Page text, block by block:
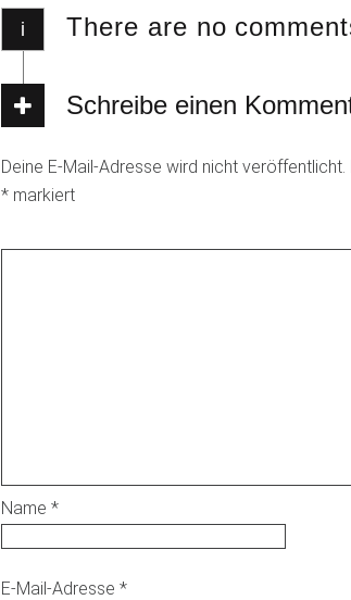
i There are no
Schreibe einen
Deine E-Mail-Adresse wird nicht veröffentlicht.
* markiert
Name *
E-Mail-Adresse *